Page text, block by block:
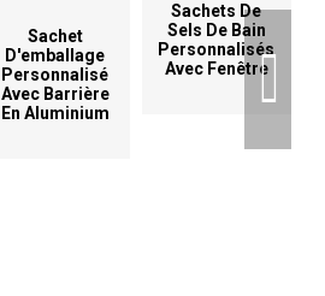
Sachet
D'emballage
Personnalisé
Avec Barrière
En Aluminium
Sachets De
Sels De Bain
Personnalisés
Avec Fenêtre